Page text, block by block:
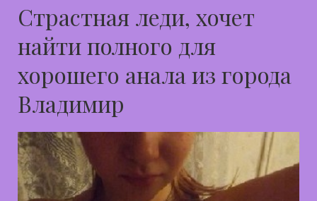
Страстная леди, хочет
найти полного для
хорошего анала из города
Владимир